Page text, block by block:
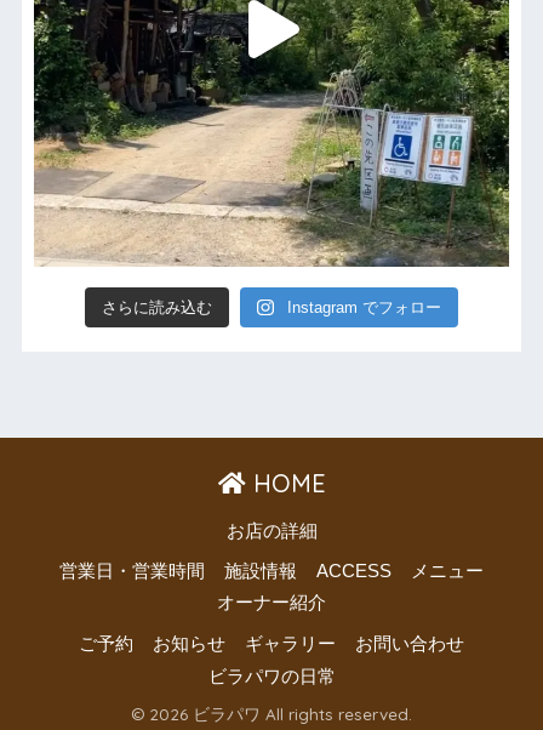
さらに読み込む Instagram でフォロー
HOME
お店の詳細
営業日・営業時間 施設情報 ACCESS
メニュー
オーナー紹介
ご予約 お知らせ ギャラリー
お問い合わせ
ビラパワの日常
© 2026 ビラパワ All rights reserved.